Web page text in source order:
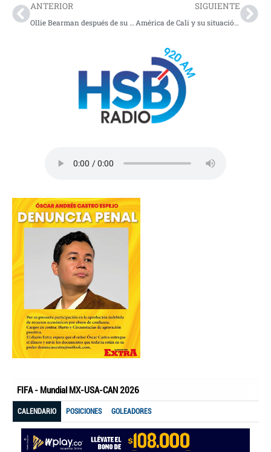
ANTERIOR
Ollie Bearman después de su gran accidente en Japón
SIGUIENTE
América de Cali y su situación actual en el futbol colombiano